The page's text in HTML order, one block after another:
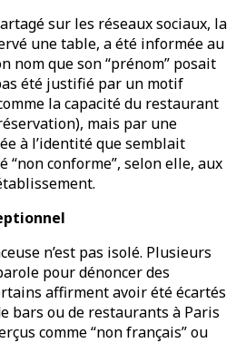
sur les réseaux sociaux, la
une table, a été informée au
nom que son “prénom” posait
été justifié par un motif
la capacité du restaurant
mais par une
à l’identité que semblait
conforme”, selon elle, aux
n’est pas isolé. Plusieurs
pour dénoncer des
affirment avoir été écartés
bars ou de restaurants à Paris
comme “non français” ou